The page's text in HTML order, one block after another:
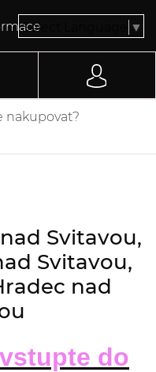
Select Language ▼
nakupovat?
Svitavou,
Svitavou,
nad
vstupte do